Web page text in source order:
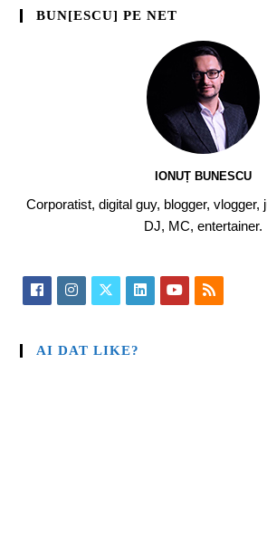
BUN[ESCU] PE NET
IONUȚ BUNESCU
Corporatist, digital guy, blogger, vlogger,
DJ, MC, entertainer.
AI DAT LIKE?